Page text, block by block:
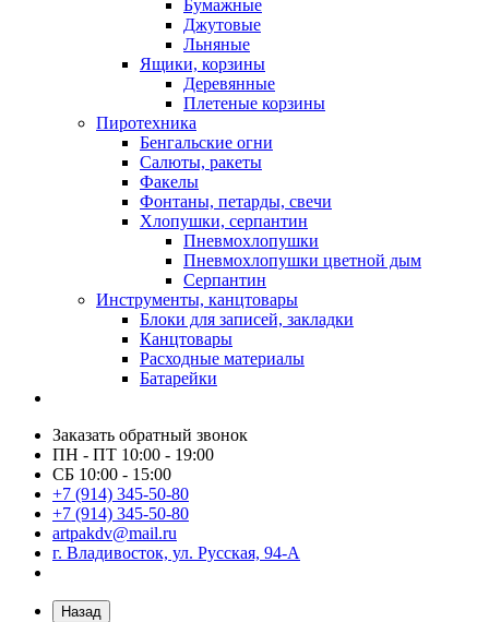
Бумажные
Джутовые
Льняные
Ящики, корзины
Деревянные
Плетеные корзины
Пиротехника
Бенгальские огни
Салюты, ракеты
Факелы
Фонтаны, петарды, свечи
Хлопушки, серпантин
Пневмохлопушки
Пневмохлопушки цветной дым
Серпантин
Инструменты, канцтовары
Блоки для записей, закладки
Канцтовары
Расходные материалы
Батарейки
Заказать обратный звонок
ПН - ПТ 10:00 - 19:00
СБ 10:00 - 15:00
+7 (914) 345-50-80
+7 (914) 345-50-80
artpakdv@mail.ru
г. Владивосток, ул. Русская, 94-А
Назад